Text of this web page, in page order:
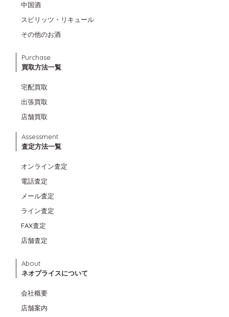
中国酒
スピリッツ・リキュール
その他のお酒
Purchase
買取方法一覧
宅配買取
出張買取
店舗買取
Assessment
査定方法一覧
オンライン査定
電話査定
メール査定
ライン査定
FAX査定
店舗査定
About
ネオプライスについて
会社概要
店舗案内